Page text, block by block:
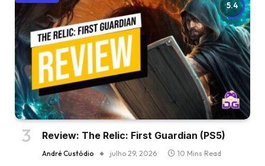
5.4
Review: The Relic: First Guardian (PS5)
André Custódio julho 29, 2026 10 Mins Read